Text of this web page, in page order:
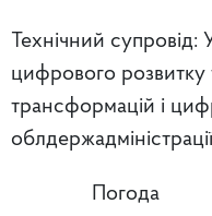
Технічний супровід:
цифрового розвитку
трансформацій і
Погода